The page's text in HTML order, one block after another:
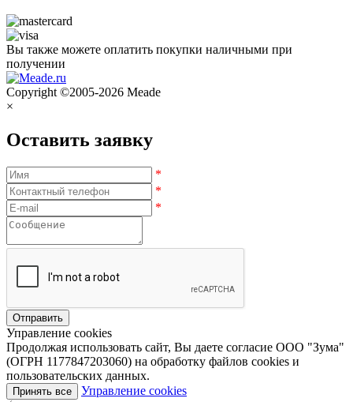
Вы также можете оплатить покупки наличными при
получении
Copyright ©2005-2026 Meade
×
Оставить заявку
*
*
*
Управление cookies
Продолжая использовать сайт, Вы даете согласие ООО "Зума"
(ОГРН 1177847203060) на обработку файлов cookies и
пользовательских данных.
Принять все
Управление cookies